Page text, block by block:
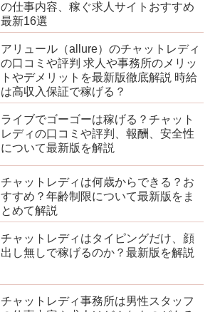
の仕事内容、稼ぐ求人サイトおすすめ
最新16選
アリュール（allure）のチャットレディ
の口コミや評判 求人や事務所のメリッ
トやデメリットを最新版徹底解説 時給
は高収入保証で稼げる？
ライブでゴーゴーは稼げる？チャット
レディの口コミや評判、報酬、安全性
について最新版を解説
チャットレディは何歳からできる？お
すすめ？年齢制限について最新版をま
とめて解説
チャットレディはタイピングだけ、顔
出し無しで稼げるのか？最新版を解説
チャットレディ事務所は男性スタッフ